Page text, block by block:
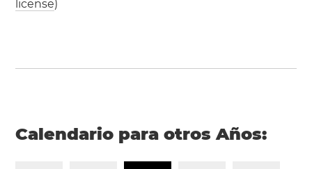
license)
Calendario para otros Años: